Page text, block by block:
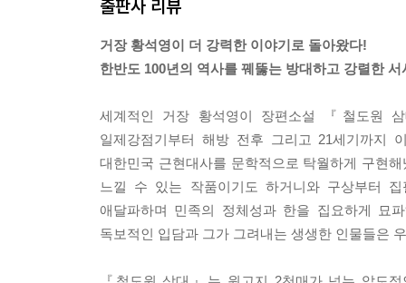
“너 굴뚝 위에 혼자 있는 거 같지?”
그녀는 손자의 손목을 잡아 이끌었다.
“저어기 하늘에 별들 좀 보아. 수백 수천만의 사람
--- p.213
모녀는 저녁조차 먹지 못하고 고구마까지 빼앗겨
부르짖었다.
“같이 좀 살자, 못된 것들아. 같이 좀 살아.”
이진오는 그녀가 말하려던 충분한 한마디가 바로
출판사 리뷰
거장 황석영이 더 강력한 이야기로 돌아왔다!
한반도 100년의 역사를 꿰뚫는 방대하고 강렬한 서
세계적인 거장 황석영이 장편소설 『철도원
일제강점기부터 해방 전후 그리고 21세기까지
대한민국 근현대사를 문학적으로 탁월하게 구현
느낄 수 있는 작품이기도 하거니와 구상부터
애달파하며 민족의 정체성과 한을 집요하게 묘
독보적인 입담과 그가 그려내는 생생한 인물들은